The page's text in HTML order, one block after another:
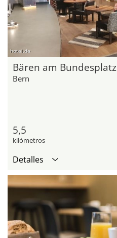
hotel.de
Bären am Bundesplatz
Bern
5,5
kilómetros
Detalles